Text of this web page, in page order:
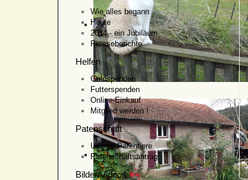
Wie alles begann
Heute
2014 - ein Jubiläum
Presseberichte
Helfen
Geldspenden
Futterspenden
Online-Einkauf
Mitglied werden !
Patenschaft
Unsere Patentiere
Patenschaftsantrag
Bilder/Videos